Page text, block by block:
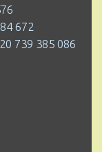
672
739 385 086